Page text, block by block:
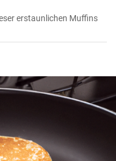
erstaunlichen Muffins